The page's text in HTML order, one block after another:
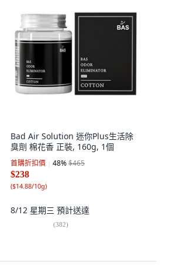
Bad Air Solution 迷你Plus生活除
臭劑 棉花香 正裝, 160g, 1個
首購折扣價 48%$465
$238
($14.88/10g)
8/12 星期三 預計送達
(382)